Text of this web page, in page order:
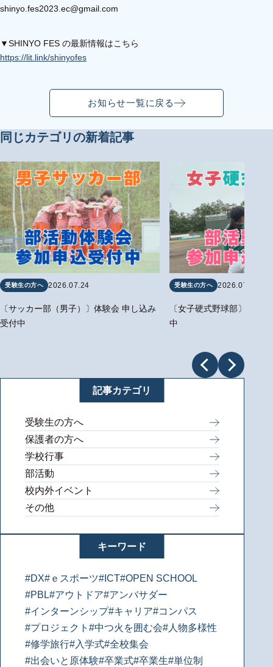
shinyo.fes2023.ec@gmail.com
▼SHINYO FES の最新情報はこちら
https://lit.link/shinyofes
お知らせ一覧に戻る
記事カテゴリ
受験生の方へ
保護者の方へ
学校行事
部活動
校内外イベント
その他
キーワード
#DX#ｅスポーツ#ICT#OPEN SCHOOL
#PBL#アウトドア#アンバサダー
#インターンシップ#キャリア#コンパス
#プロジェクト #中つ火を囲む会#人物多様性
#修学旅行#入学式#全校集会
#出会いと原体験#卒業式#卒業生#単位制
同じカテゴリの新着記事
受験生の方へ 2026.07.24
〔サッカー部（男子）〕体験会 申し込み
受付中
受験生の方へ 2026.07.24
〔女子硬式野球部〕体験
中